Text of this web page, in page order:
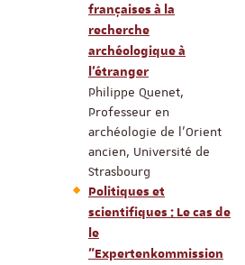
françaises à la
recherche
archéologique à
l’étranger
Philippe Quenet,
Professeur en
archéologie de l’Orient
ancien, Université de
Strasbourg
Politiques et
scientifiques : Le cas de
le
"Expertenkommission